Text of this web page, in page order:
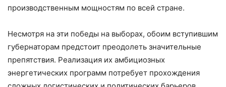
производственным мощностям по всей стране.
Несмотря на эти победы на выборах, обоим вступившим
губернаторам предстоит преодолеть значительные
препятствия. Реализация их амбициозных
энергетических программ потребует прохождения